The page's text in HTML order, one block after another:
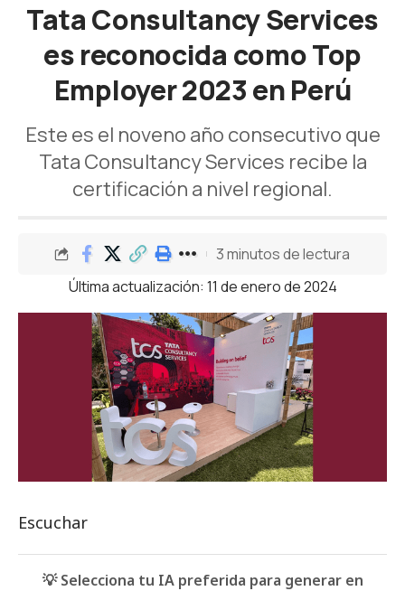
Tata Consultancy Services
es reconocida como Top
Employer 2023 en Perú
Este es el noveno año consecutivo que
Tata Consultancy Services recibe la
certificación a nivel regional.
Última actualización: 11 de enero de 2024
3 minutos de lectura
Escuchar
💡 Selecciona tu IA preferida para generar en